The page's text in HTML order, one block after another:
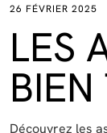
26 FÉVRIER 2025
LES
Découvrez les